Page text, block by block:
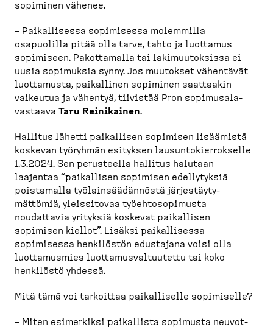
sopiminen vähenee.
– Paikal­lisessa sopimisessa molemmilla
osapuolilla pitää olla tarve, tahto ja luottamus
sopimiseen. Pakottamalla tai lakimuu­toksissa ei
uusia sopimuksia synny. Jos muutokset vähentävät
luottamusta, paikallinen sopiminen saattaakin
vaikeutua ja vähentyä, tiivistää Pron sopimusa­la­
vastaava Taru Reinikainen.
Hallitus lähetti paikallisen sopimisen lisäämistä
koskevan työryhmän esityksen lausun­to­kier­rokselle
1.3.2024. Sen perusteella hallitus halutaan
laajentaa “paikallisen sopimisen edelly­tyksiä
poistamalla työlain­sää­dännöstä järjes­täy­ty­
mättömiä, yleissitovaa työehto­so­pimusta
noudattavia yrityksiä koskevat paikallisen
sopimisen kiellot”. Lisäksi paikal­lisessa
sopimisessa henkilöstön edustajana voisi olla
luotta­musmies luotta­mus­val­tuutettu tai koko
henkilöstö yhdessä.
Mitä tämä voi tarkoittaa paikal­liselle sopimiselle?
– Miten esimerkiksi paikallista sopimusta neuvot­